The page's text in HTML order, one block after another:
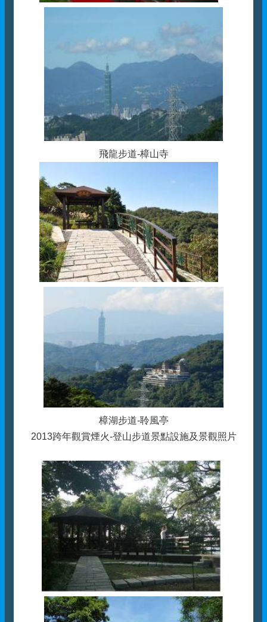
飛龍步道-樟山寺
樟湖步道-聆風亭
2013跨年觀賞煙火-登山步道景點設施及景觀照片